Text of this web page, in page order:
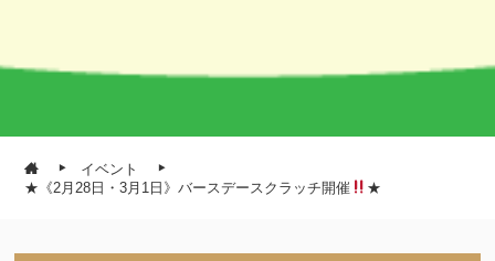
イベント
★《2月28日・3月1日》バースデースクラッチ開催
★